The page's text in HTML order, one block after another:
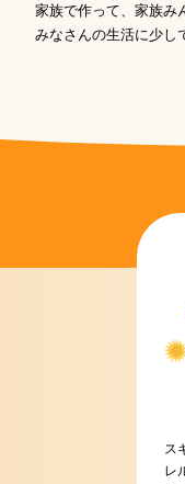
家族で作って、家族み
みなさんの生活に少し
ス
レ